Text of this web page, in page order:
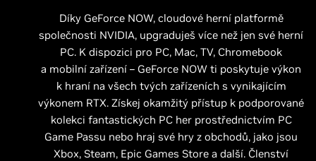
Díky GeForce NOW, cloudové herní platformě
společnosti NVIDIA, upgraduješ více než jen své herní
PC. K dispozici pro PC, Mac, TV, Chromebook
a mobilní zařízení – GeForce NOW ti poskytuje výkon
k hraní na všech tvých zařízeních s vynikajícím
výkonem RTX. Získej okamžitý přístup k podporované
kolekci fantastických PC her prostřednictvím PC
Game Passu nebo hraj své hry z obchodů, jako jsou
Xbox, Steam, Epic Games Store a další. Členství